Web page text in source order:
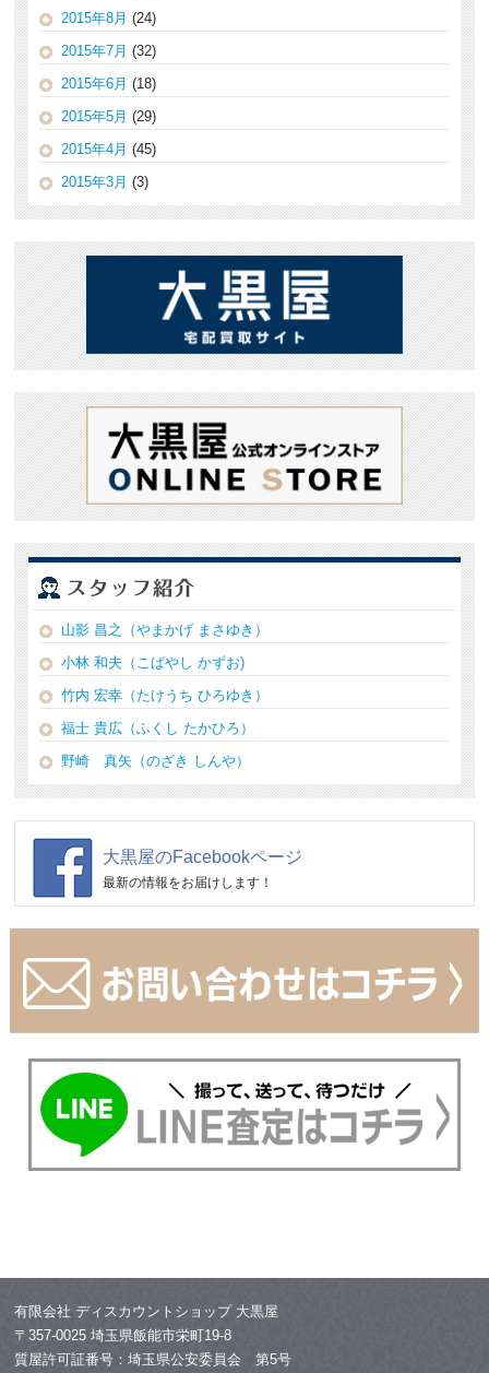
2015年8月 (24)
2015年7月 (32)
2015年6月 (18)
2015年5月 (29)
2015年4月 (45)
2015年3月 (3)
山影 昌之（やまかげ まさゆき）
小林 和夫（こばやし かずお)
竹内 宏幸（たけうち ひろゆき）
福士 貴広（ふくし たかひろ）
野崎 真矢（のざき しんや）
大黒屋のFacebookページ
最新の情報をお届けします！
有限会社 ディスカウントショップ 大黒屋
〒357-0025 埼玉県飯能市栄町19-8
質屋許可証番号：埼玉県公安委員会 第5号